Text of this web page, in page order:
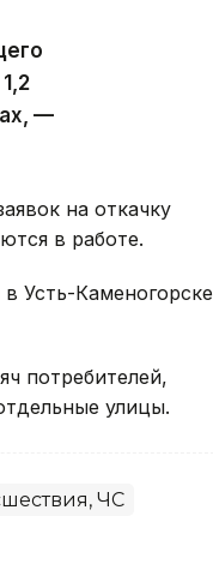
—
на откачку
в работе.
в Усть-Каменогорске
потребителей,
улицы.
ЧС